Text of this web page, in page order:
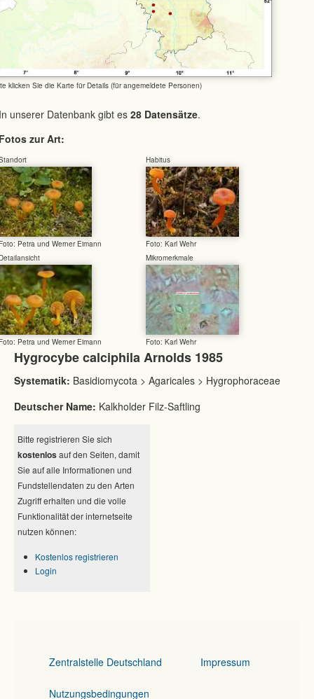
klicken Sie die Karte für Details (für angemeldete Personen)
unserer Datenbank gibt es 28 Datensätze.
zur Art:
Petra und Werner Eimann
Habitus
Foto: Karl Wehr
Petra und Werner Eimann
Mikromerkmale
Foto: Karl Wehr
Hygrocybe calciphila Arnolds 1985
Systematik: Basidiomycota > Agaricales > Hygrophoraceae
Deutscher Name: Kalkholder Filz-Saftling
Bitte registrieren Sie sich
kostenlos auf den Seiten, damit
Sie auf alle Informationen und
Fundstellendaten zu den Arten
Zugriff erhalten und die volle
Funktionalität der internetseite
nutzen können:
Kostenlos registrieren
Login
Zentralstelle Deutschland Impressum
Nutzungsbedingungen